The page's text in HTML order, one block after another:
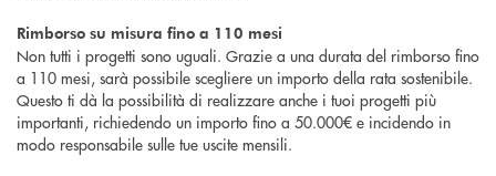
Rimborso su misura fino a 110 mesi
Non tutti i progetti sono uguali. Grazie a una durata del rimborso fino
a 110 mesi, sarà possibile scegliere un importo della rata sostenibile.
Questo ti dà la possibilità di realizzare anche i tuoi progetti più
importanti, richiedendo un importo fino a 50.000€ e incidendo in
modo responsabile sulle tue uscite mensili.